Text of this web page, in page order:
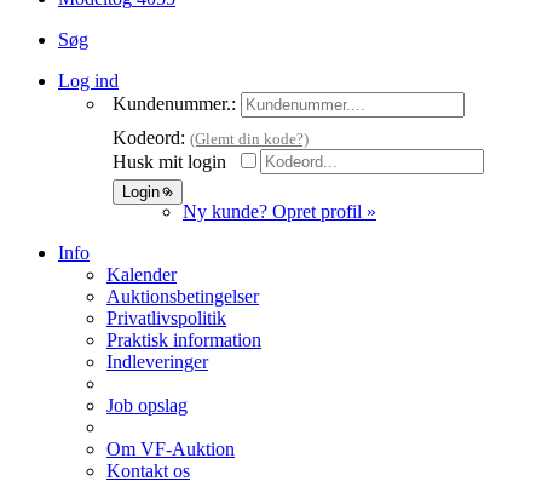
Søg
Log ind
Kundenummer.:
Kodeord: (Glemt din kode?)
Husk mit login
Ny kunde? Opret profil »
Info
Kalender
Auktionsbetingelser
Privatlivspolitik
Praktisk information
Indleveringer
Job opslag
Om VF-Auktion
Kontakt os